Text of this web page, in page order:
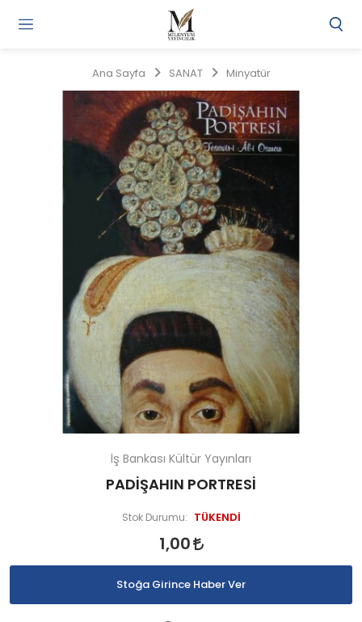
Ana Sayfa SANAT Minyatür
İş Bankası Kültür Yayınları
PADİŞAHIN PORTRESİ
Stok Durumu: TÜKENDİ
1,00
Stoğa Girince Haber Ver